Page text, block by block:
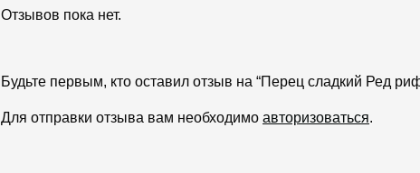
Отзывов пока нет.
Будьте первым, кто оставил отзыв на “Перец сладкий Ред
Для отправки отзыва вам необходимоавторизоваться.